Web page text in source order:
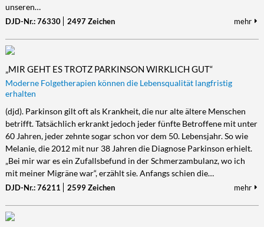
unseren…
DJD-Nr.: 76330 2497 Zeichen mehr
„MIR GEHT ES TROTZ PARKINSON WIRKLICH GUT“
Moderne Folgetherapien können die Lebensqualität langfristig
erhalten
(djd). Parkinson gilt oft als Krankheit, die nur alte ältere Menschen
betrifft. Tatsächlich erkrankt jedoch jeder fünfte Betroffene mit unter
60 Jahren, jeder zehnte sogar schon vor dem 50. Lebensjahr. So wie
Melanie, die 2012 mit nur 38 Jahren die Diagnose Parkinson erhielt.
„Bei mir war es ein Zufallsbefund in der Schmerzambulanz, wo ich
mit meiner Migräne war“, erzählt sie. Anfangs schien die…
DJD-Nr.: 76211 2599 Zeichen mehr